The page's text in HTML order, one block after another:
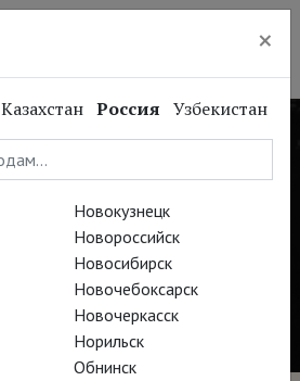
×
Казахстан Россия Узбекистан
Новокузнецк
Новороссийск
Новосибирск
Новочебоксарск
Новочеркасск
Норильск
Обнинск